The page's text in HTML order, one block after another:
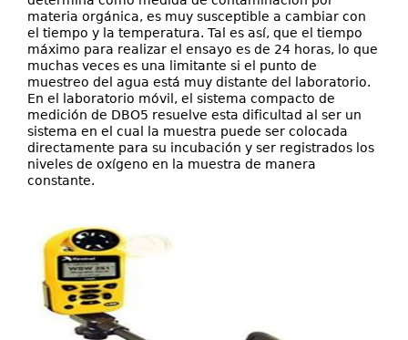
materia orgánica, es muy susceptible a cambiar con
el tiempo y la temperatura. Tal es así, que el tiempo
máximo para realizar el ensayo es de 24 horas, lo que
muchas veces es una limitante si el punto de
muestreo del agua está muy distante del laboratorio.
En el laboratorio móvil, el sistema compacto de
medición de DBO5 resuelve esta dificultad al ser un
sistema en el cual la muestra puede ser colocada
directamente para su incubación y ser registrados los
niveles de oxígeno en la muestra de manera
constante.